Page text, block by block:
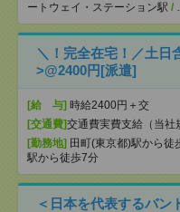
ートウェイ・ステーション駅 /
＼！完全在宅！／土日
>@2400円[派遣]
[給 与] 時給2400円＋交
[交通費]交通費実費支給（当社
[勤務地] 田町(東京都)駅から徒
駅から徒歩7分
＜日本を代表するバン